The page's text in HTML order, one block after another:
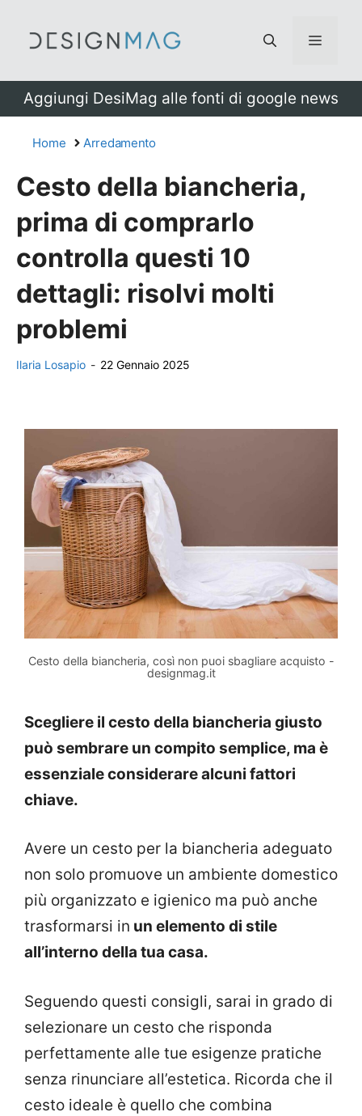
Menu
Aggiungi DesiMag alle fonti di google news
Home Arredamento
Cesto della biancheria,
prima di comprarlo
controlla questi 10
dettagli: risolvi molti
problemi
Ilaria Losapio - 22 Gennaio 2025
Cesto della biancheria, così non puoi sbagliare acquisto -
designmag.it
Scegliere il cesto della biancheria giusto
può sembrare un compito semplice, ma è
essenziale considerare alcuni fattori
chiave.
Avere un cesto per la biancheria adeguato
non solo promuove un ambiente domestico
più organizzato e igienico ma può anche
trasformarsi in un elemento di stile
all’interno della tua casa.
Seguendo questi consigli, sarai in grado di
selezionare un cesto che risponda
perfettamente alle tue esigenze pratiche
senza rinunciare all’estetica. Ricorda che il
cesto ideale è quello che combina